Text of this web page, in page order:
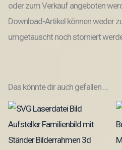
oder zum Verkauf angeboten
Download-Artikel können weder
umgetauscht noch storniert
Das könnte dir auch gefallen …